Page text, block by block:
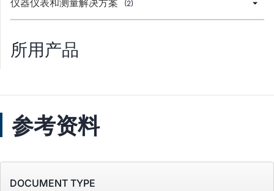
仪器仪表和测量解决方案 (2)
所用产品
参考资料
DOCUMENT TYPE